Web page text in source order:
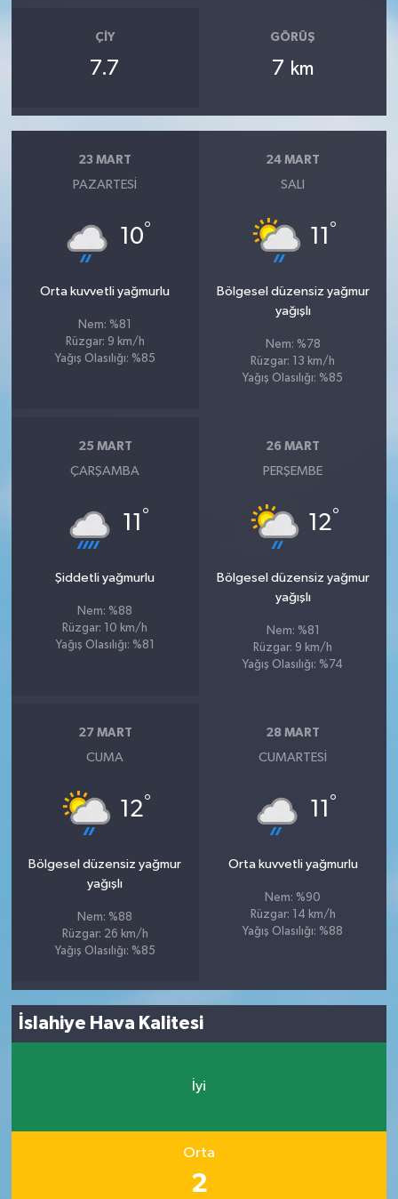
ÇIY
7.7
GÖRÜŞ
7 km
23 MART
PAZARTESI
10°
Orta kuvvetli yağmurlu
Nem: %81
Rüzgar: 9 km/h
Yağış Olasılığı: %85
24 MART
SALI
11 °
Bölgesel düzensiz yağmur
yağışlı
Nem: %78
Rüzgar: 13 km/h
Yağış Olasılığı: %85
25 MART
ÇARŞAMBA
11 °
Şiddetli yağmurlu
Nem: %88
Rüzgar: 10 km/h
Yağış Olasılığı: %81
26 MART
PERŞEMBE
12°
Bölgesel düzensiz yağmur
yağışlı
Nem: %81
Rüzgar: 9 km/h
Yağış Olasılığı: %74
27 MART
CUMA
12°
Bölgesel düzensiz yağmur
yağışlı
Nem: %88
Rüzgar: 26 km/h
Yağış Olasılığı: %85
28 MART
CUMARTESI
11 °
Orta kuvvetli yağmurlu
Nem: %90
Rüzgar: 14 km/h
Yağış Olasılığı: %88
İslahiye Hava Kalitesi
İyi
Orta
2